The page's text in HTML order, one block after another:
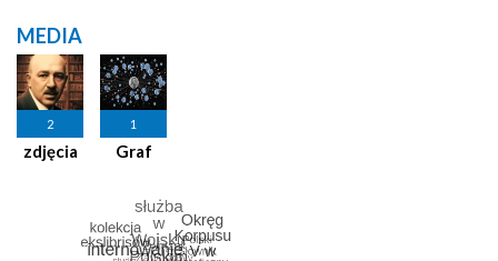
MEDIA
2
zdjęcia
1
Graf